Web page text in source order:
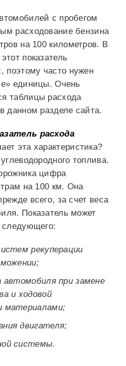
с пробегом
расходование бензина
на 100 километров. В
показатель
поэтому часто нужен
единицы. Очень
таблицы расхода
данном разделе сайта.
расхода
эта характеристика?
топлива.
цифра
на 100 км. Она
всего, за счет веса
Показатель может
следующего:
рекуперации
автомобиля при замене
и ходовой
материалами;
двигателя;
системы.